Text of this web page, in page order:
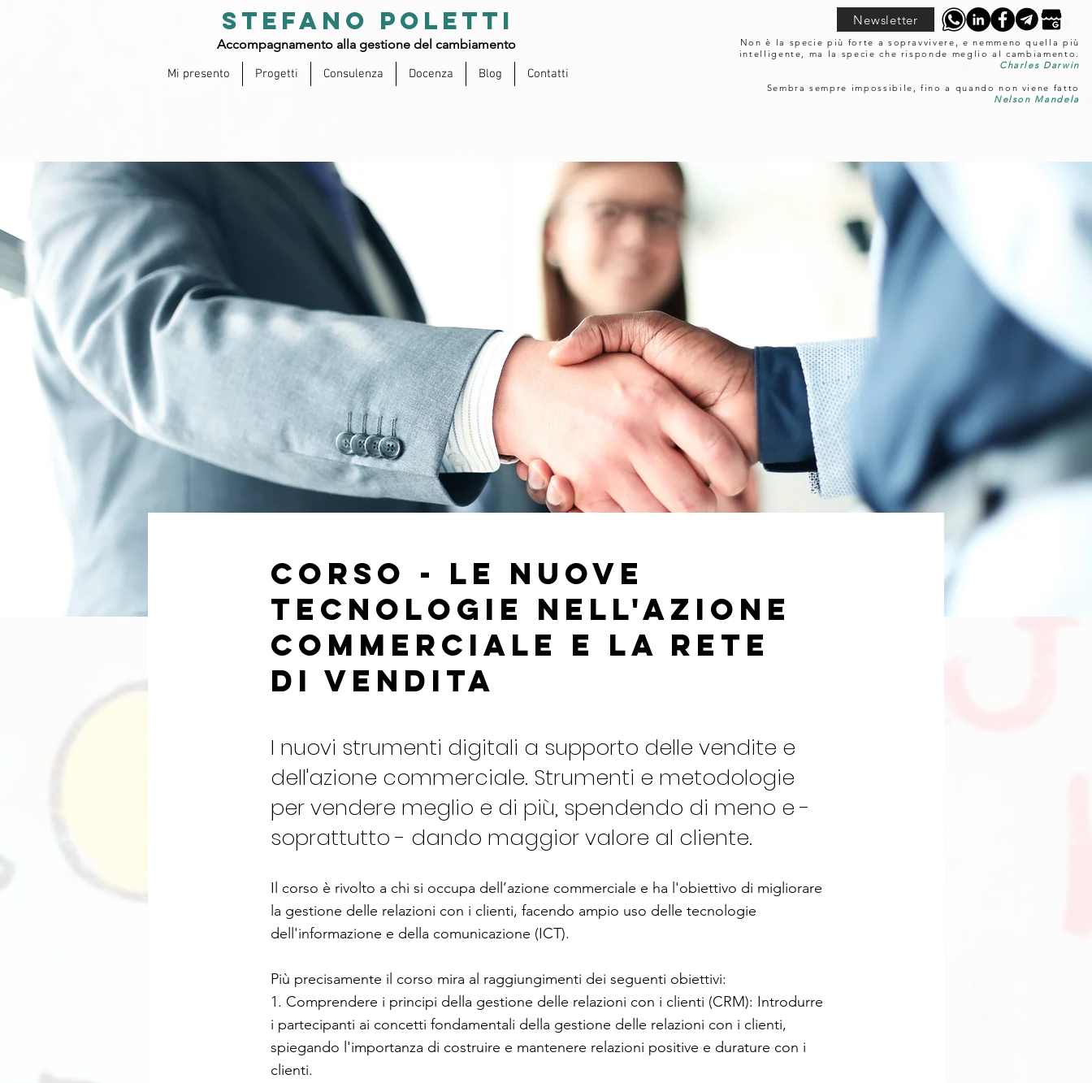
STEFANO POLETTI
Accompagnamento alla gestione del cambiamento
Mi presento Progetti Consulenza Docenza Blog Contatti
Newsletter
Non è la specie più forte a sopravvivere, e nemmeno quella più
intelligente, ma la specie che risponde meglio al cambiamento.
Charles Darwin
Sembra sempre impossibile, fino a quando non viene fatto
Nelson Mandela
Corso - Le nuove
tecnologie nell'Azione
Commerciale e la Rete
di Vendita
I nuovi strumenti digitali a supporto delle vendite e
dell'azione commerciale. Strumenti e metodologie
per vendere meglio e di più, spendendo di meno e -
soprattutto - dando maggior valore al cliente.
Il corso è rivolto a chi si occupa dell’azione commerciale e ha l'obiettivo di migliorare
la gestione delle relazioni con i clienti, facendo ampio uso delle tecnologie
dell'informazione e della comunicazione (ICT).
Più precisamente il corso mira al raggiungimenti dei seguenti obiettivi:
1. Comprendere i principi della gestione delle relazioni con i clienti (CRM): Introdurre
i partecipanti ai concetti fondamentali della gestione delle relazioni con i clienti,
spiegando l'importanza di costruire e mantenere relazioni positive e durature con i
clienti.